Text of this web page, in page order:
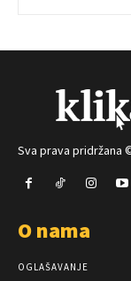
Sva prava pridržana
O nama
OGLAŠAVANJE